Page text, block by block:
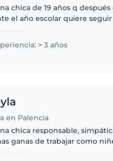
chica de 19 años q
el año escolar quiere
> 3 años
en Palencia
chica responsable,
ganas de trabajar como